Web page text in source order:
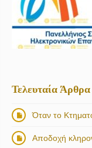
Τελευταία Άρθρα
Όταν το
Αποδοχή